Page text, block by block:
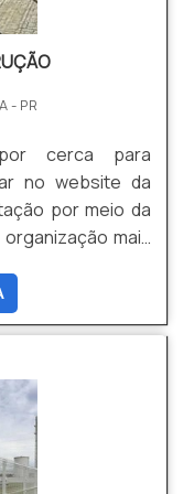
- PR
cerca para
no website da
por meio da
mais
da Paraná
precisão com
deste tipo
SOBRE
Telas canaliza
estrutura com
realizadas as